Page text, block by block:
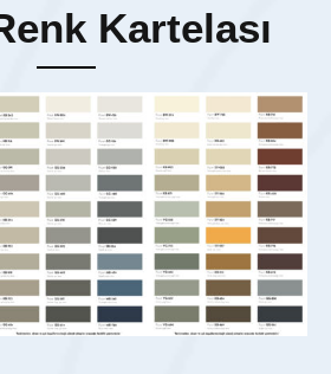
Kartelası